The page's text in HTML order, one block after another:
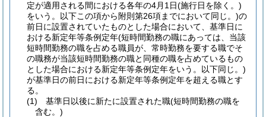
定が適用される間における各年の4月1日(施行日を除く。)
をいう。以下この項から附則第26項までにおいて同じ。)の
前日に設置されていたものとした場合において、基準日に
おける新定年等条例定年(短時間勤務の職にあっては、当該
短時間勤務の職を占める職員が、常時勤務を要する職でそ
の職務が当該短時間勤務の職と同種の職を占めているもの
とした場合における新定年等条例定年をいう。以下同じ。)
が基準日の前日における新定年等条例定年を超える職とす
る。
(1)
基準日以後に新たに設置された職(短時間勤務の職を
含む。)